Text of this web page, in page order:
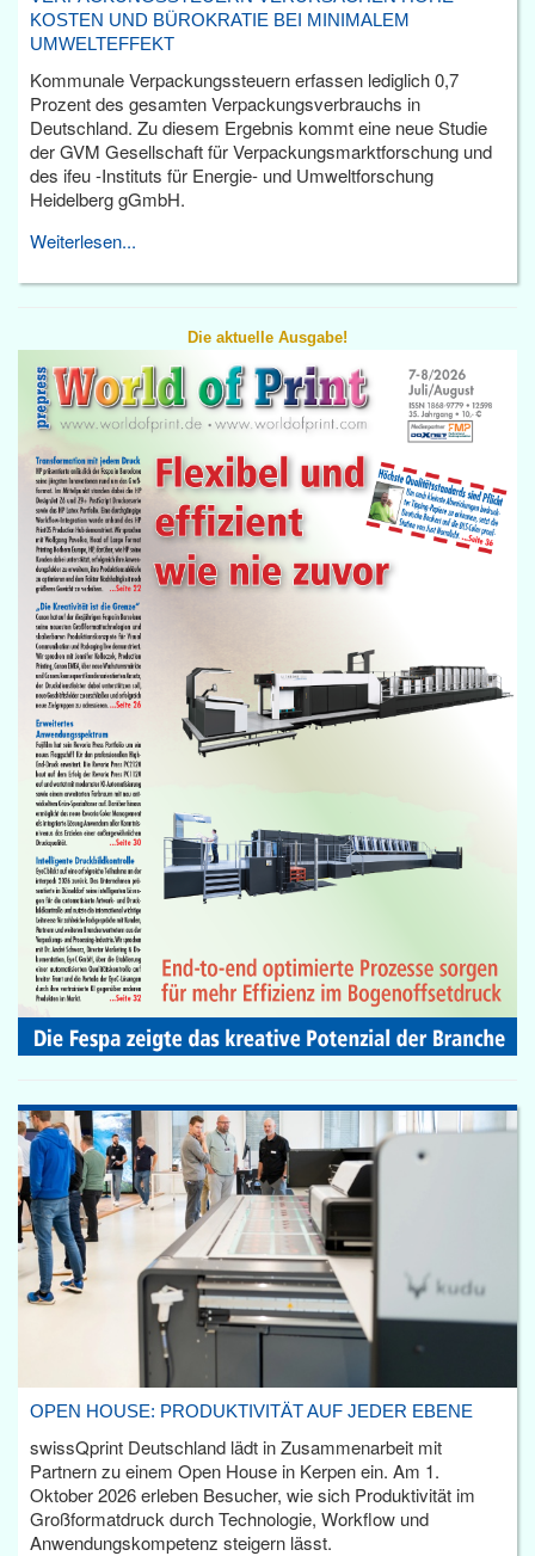
KOSTEN UND BÜROKRATIE BEI MINIMALEM
UMWELTEFFEKT
Kommunale Verpackungssteuern erfassen lediglich 0,7
Prozent des gesamten Verpackungsverbrauchs in
Deutschland. Zu diesem Ergebnis kommt eine neue Studie
der GVM Gesellschaft für Verpackungsmarktforschung und
des ifeu -Instituts für Energie- und Umweltforschung
Heidelberg gGmbH.
Weiterlesen...
Die aktuelle Ausgabe!
OPEN HOUSE: PRODUKTIVITÄT AUF JEDER EBENE
swissQprint Deutschland lädt in Zusammenarbeit mit
Partnern zu einem Open House in Kerpen ein. Am 1.
Oktober 2026 erleben Besucher, wie sich Produktivität im
Großformatdruck durch Technologie, Workflow und
Anwendungskompetenz steigern lässt.